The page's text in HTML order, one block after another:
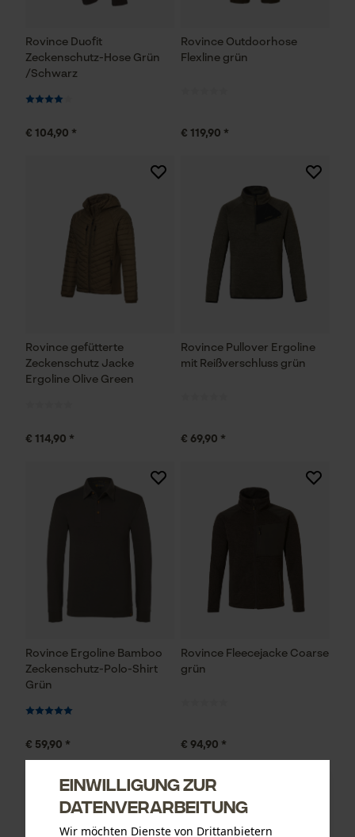
Rovince Duofit
Zeckenschutz-Hose Grün
/Schwarz
€ 104,90 *
Rovince Outdoorhose
Flexline grün
€ 119,90 *
Rovince gefütterte
Zeckenschutz Jacke
Ergoline Olive Green
€ 114,90 *
Rovince Pullover Ergoline
mit Reißverschluss grün
€ 69,90 *
Rovince Ergoline Bamboo
Zeckenschutz-Polo-Shirt
Grün
€ 59,90 *
Rovince Fleecejacke Coarse
grün
€ 94,90 *
Einwilligung zur
Datenverarbeitung
Wir möchten Dienste von Drittanbietern